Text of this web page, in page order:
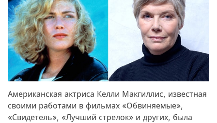
Американская актриса Келли Макгиллис, известная
своими работами в фильмах «Обвиняемые»,
«Свидетель», «Лучший стрелок» и других, была